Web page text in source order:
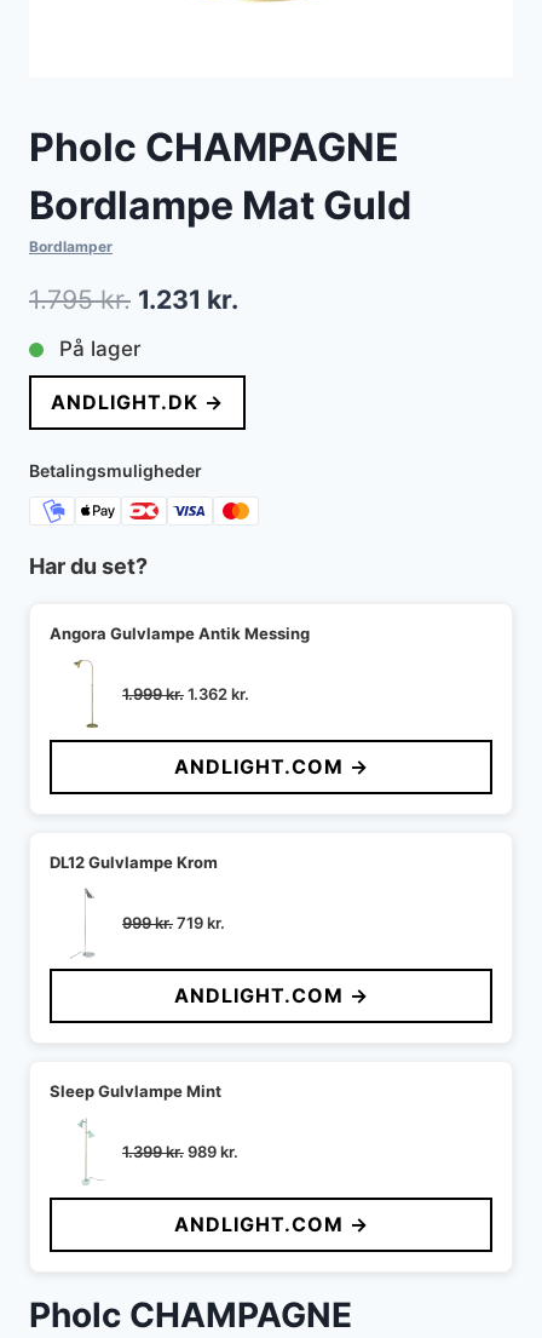
Pholc CHAMPAGNE
Bordlampe Mat Guld
Bordlamper
1.795kr. Den
oprindelige
pris
var:
1.795 kr..
1.231 kr.
pris
er:
På lager
ANDLIGHT.DK →
Betalingsmuligheder
Har du set?
Angora Gulvlampe Antik Messing
1.999kr.Den
pris
var:
1.999 kr..
1.362kr.
pris
er:
1.362 kr..
ANDLIGHT.COM →
DL12 Gulvlampe Krom
999kr.Den
pris
var:
999 kr..
719kr.
pris
er:
719 kr..
ANDLIGHT.COM →
Sleep Gulvlampe Mint
1.399kr.Den
pris
var:
1.399 kr..
989kr.
pris
er:
989 kr..
ANDLIGHT.COM →
Pholc CHAMPAGNE